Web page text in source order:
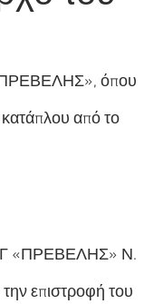
όπου
από το
Ο/Γ «ΠΡΕΒΕΛΗΣ» Ν.
την επιστροφή του